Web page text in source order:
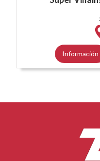
Información